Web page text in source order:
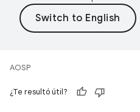
AOSP
¿Te resultó útil?